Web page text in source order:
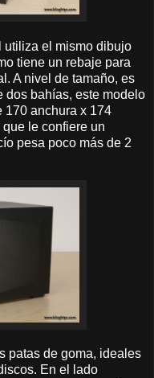
utiliza el mismo dibujo
tiene un rebaje para
A nivel de tamaño, es
dos bahías, este modelo
170 anchura x 174
le confiere un
pesa poco más de 2
patas de goma, ideales
En el lado